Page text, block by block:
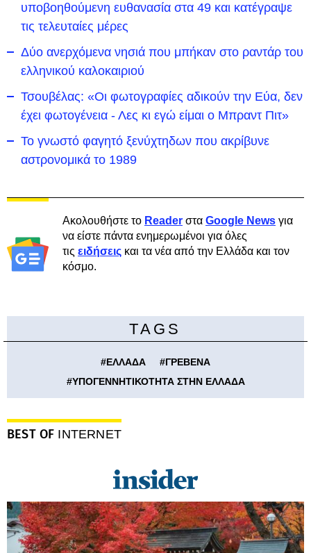
υποβοηθούμενη ευθανασία στα 49 και κατέγραψε
τις τελευταίες μέρες
Δύο ανερχόμενα νησιά που μπήκαν στο ραντάρ του
ελληνικού καλοκαιριού
Τσουβέλας: «Οι φωτογραφίες αδικούν την Εύα, δεν
έχει φωτογένεια - Λες κι εγώ είμαι ο Μπραντ Πιτ»
Το γνωστό φαγητό ξενύχτηδων που ακρίβυνε
αστρονομικά το 1989
Ακολουθήστε το Reader στα Google News για
να είστε πάντα ενημερωμένοι για όλες
τις ειδήσεις και τα νέα από την Ελλάδα και τον
κόσμο.
TAGS
#ΕΛΛΑΔΑ #ΓΡΕΒΕΝΑ
#ΥΠΟΓΕΝΝΗΤΙΚΟΤΗΤΑ ΣΤΗΝ ΕΛΛΑΔΑ
BEST OF INTERNET